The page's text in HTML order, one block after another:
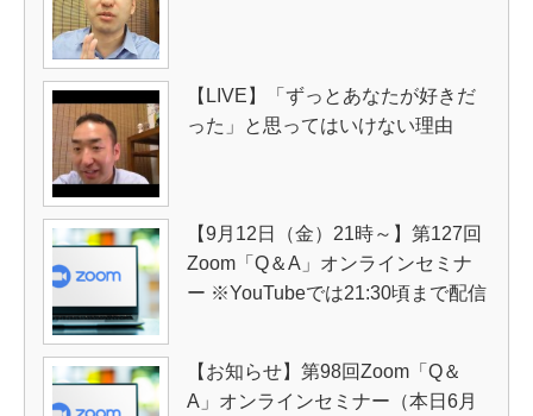
【LIVE】「ずっとあなたが好きだ
った」と思ってはいけない理由
【9月12日（金）21時～】第127回
Zoom「Q＆A」オンラインセミナ
ー ※YouTubeでは21:30頃まで配信
【お知らせ】第98回Zoom「Q＆
A」オンラインセミナー（本日6月